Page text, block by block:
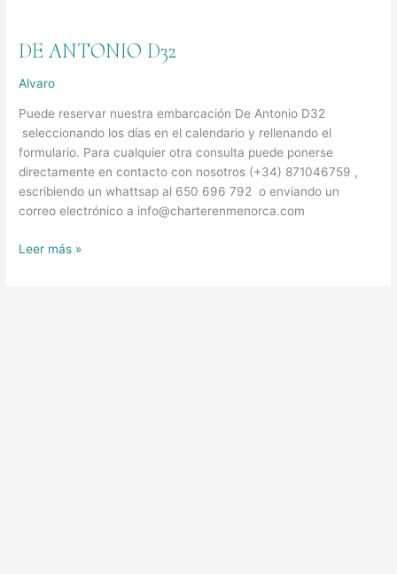
DE ANTONIO D32
Alvaro
Puede reservar nuestra embarcación De Antonio D32
seleccionando los días en el calendario y rellenando el
formulario. Para cualquier otra consulta puede ponerse
directamente en contacto con nosotros (+34) 871046759 ,
escribiendo un whattsap al 650 696 792 o enviando un
correo electrónico a info@charterenmenorca.com
Leer más »